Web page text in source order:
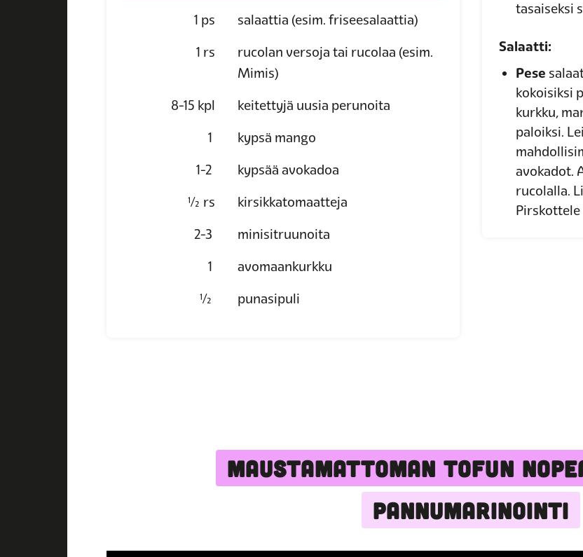
1 ps salaattia (esim. friseesalaattia)
1 rs rucolan versoja tai rucolaa (esim.
Mimis)
8-15 kpl
keitettyjä uusia perunoita
1
kypsä mango
1-2
kypsää avokadoa
½ rs
kirsikkatomaatteja
2-3
minisitruunoita
1
avomaankurkku
½
punasipuli
tasaiseksi
Salaatti:
Pese
kokoisiksi
kurkku,
paloiksi.
avokadot.
rucolalla.
MAUSTAMATTOMAN TOFUN
PANNUMARINOINTI